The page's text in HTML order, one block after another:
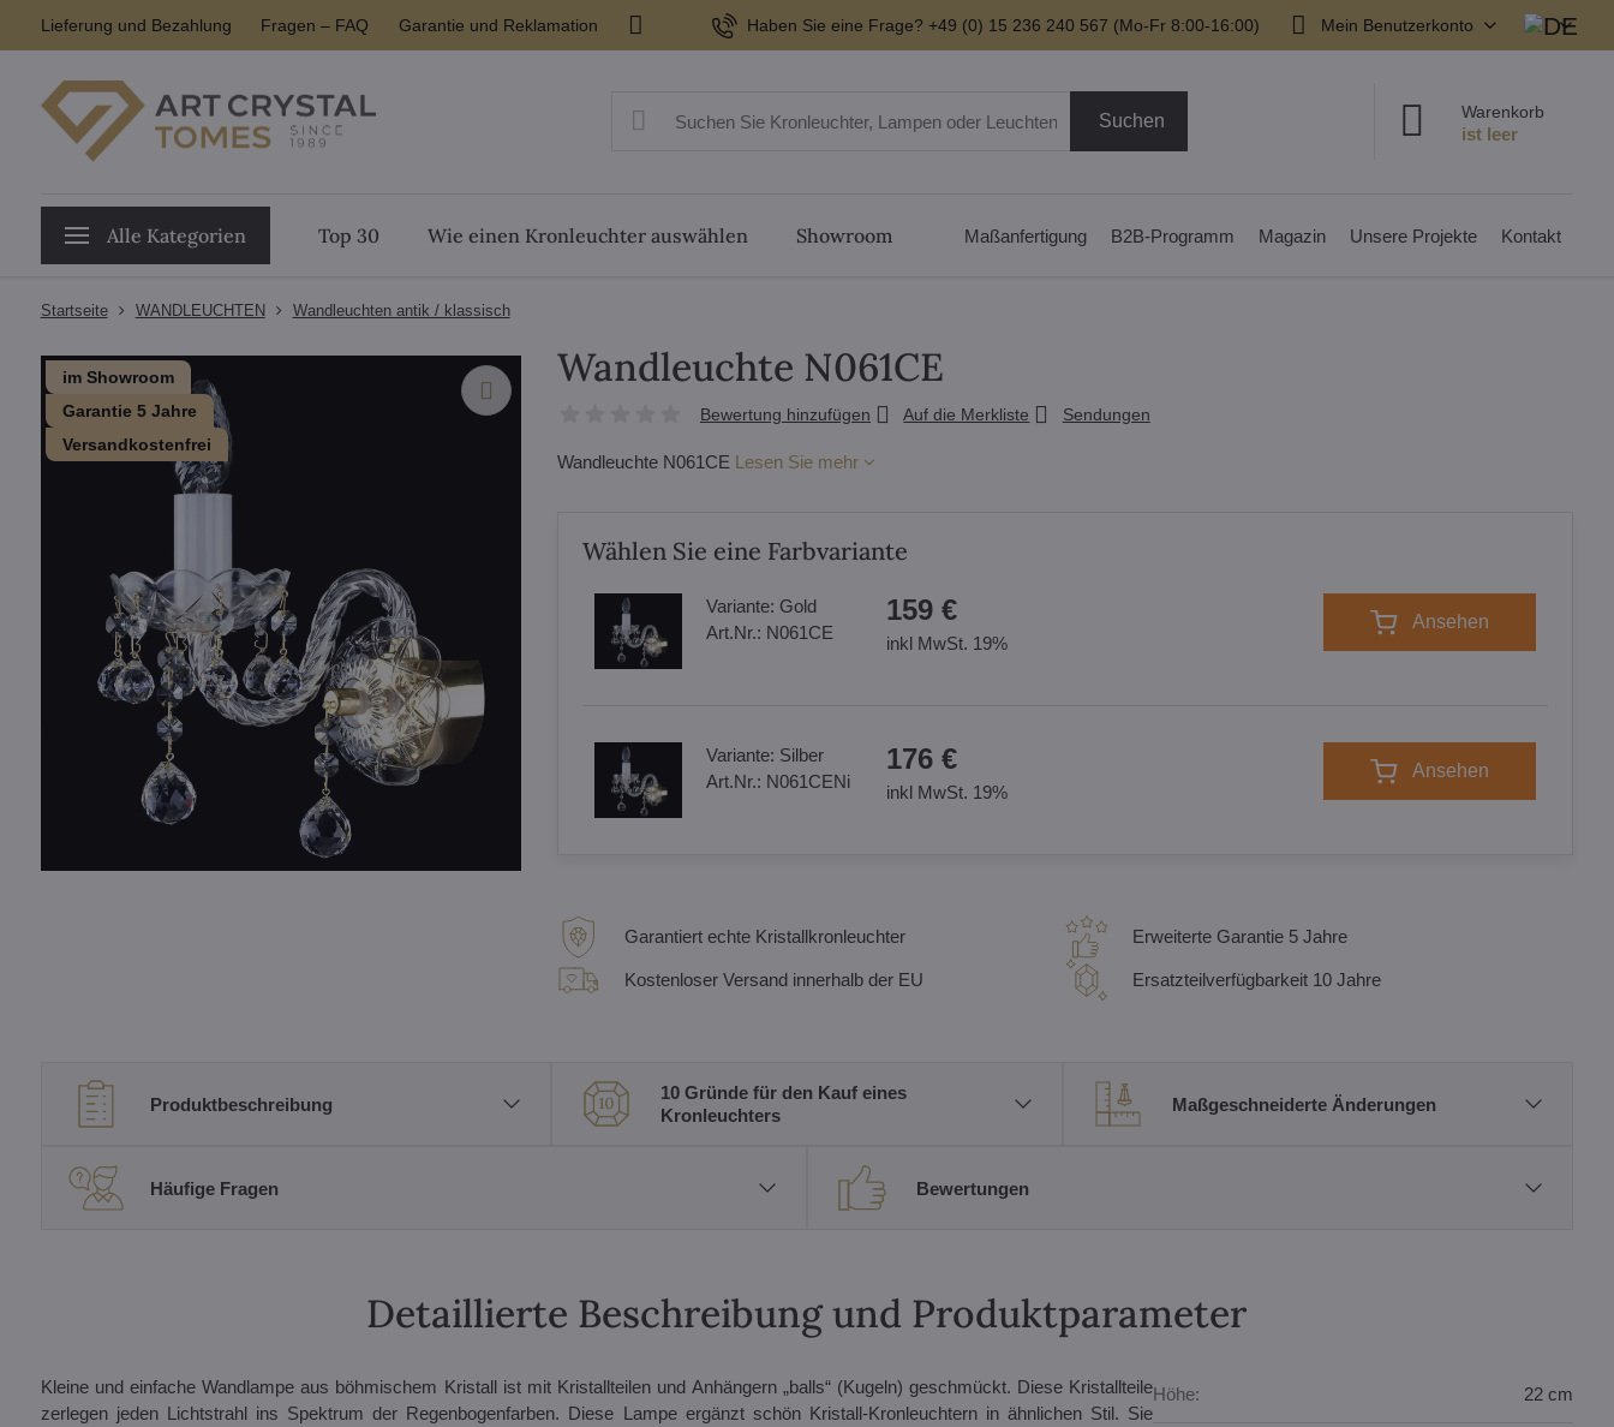
Lieferung und Bezahlung Fragen – FAQ Garantie und Reklamation Haben Sie eine Frage? +49 (0) 15 236 240 567 (Mo-Fr 8:00-16:00) Mein Benutzerkonto
Suchen Warenkorb
Alle Kategorien Top 30 Wie einen Kronleuchter auswählen Showroom Maßanfertigung B2B-Programm Magazin Unsere Projekte Kontakt
Startseite WANDLEUCHTEN Wandleuchten antik / klassisch
im Showroom
Garantie 5 Jahre
Versandkostenfrei
Wandleuchte N061CE
Bewertung hinzufügen Auf die Merkliste Sendungen
Wandleuchte N061CE Lesen Sie mehr
Wählen Sie eine Farbvariante
Variante: Gold
Art.Nr.: N061CE
159 €
inkl MwSt. 19%
Ansehen
Variante: Silber
Art.Nr.: N061CENi
176 €
inkl MwSt. 19%
Ansehen
Garantiert echte Kristallkronleuchter
Kostenloser Versand innerhalb der EU
Erweiterte Garantie 5 Jahre
Ersatzteilverfügbarkeit 10 Jahre
Produktbeschreibung
10 Gründe für den Kauf eines
Kronleuchters
Maßgeschneiderte Änderungen
Häufige Fragen Bewertungen
Detaillierte Beschreibung und Produktparameter
Kleine und einfache Wandlampe aus böhmischem Kristall ist mit Kristallteilen und Anhängern „balls“ (Kugeln) geschmückt. Diese Kristallteile
zerlegen jeden Lichtstrahl ins Spektrum der Regenbogenfarben. Diese Lampe ergänzt schön Kristall-Kronleuchtern in ähnlichen Stil. Sie
Höhe: 22 cm